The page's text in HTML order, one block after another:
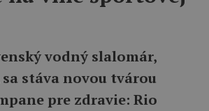
vodný slalomár,
sa stáva novou tvárou
pre zdravie: Rio